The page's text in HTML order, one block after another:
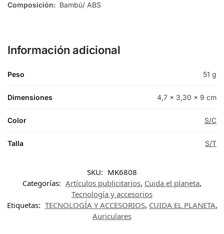
Composición: Bambú/ ABS
Información adicional
Peso 51 g
Dimensiones 4,7 × 3,30 × 9 cm
Color S/C
Talla S/T
SKU: MK6808
Categorías: Artículos publicitarios, Cuida el planeta,
Tecnología y accesorios
Etiquetas: TECNOLOGÍA Y ACCESORIOS, CUIDA EL PLANETA,
Auriculares